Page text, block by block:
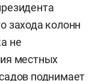
захода колонн
не
местных
поднимает